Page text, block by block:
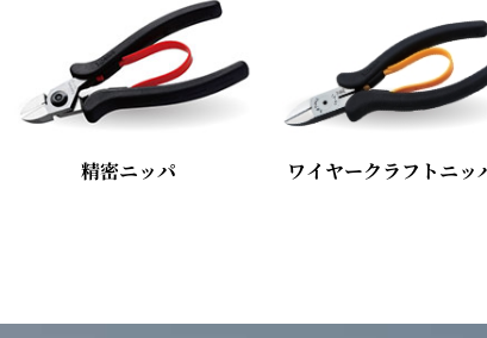
精密ニッパ ワイヤークラフトニッ